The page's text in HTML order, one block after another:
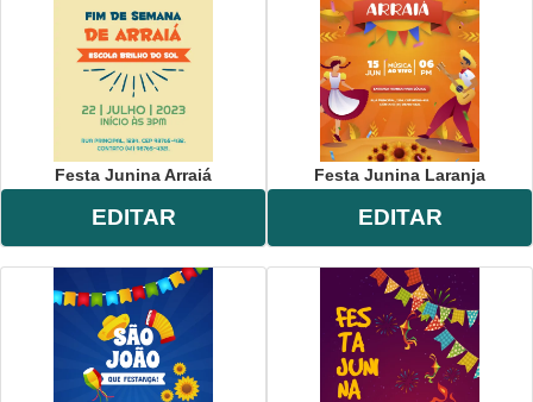
Festa Junina Arraiá
EDITAR
Festa Junina Laranja
EDITAR